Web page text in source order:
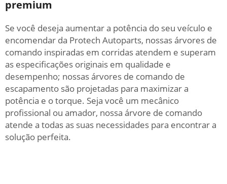
premium
Se você deseja aumentar a potência do seu veículo e
encomendar da Protech Autoparts, nossas árvores de
comando inspiradas em corridas atendem e superam
as especificações originais em qualidade e
desempenho; nossas árvores de comando de
escapamento são projetadas para maximizar a
potência e o torque. Seja você um mecânico
profissional ou amador, nossa árvore de comando
atende a todas as suas necessidades para encontrar a
solução perfeita.